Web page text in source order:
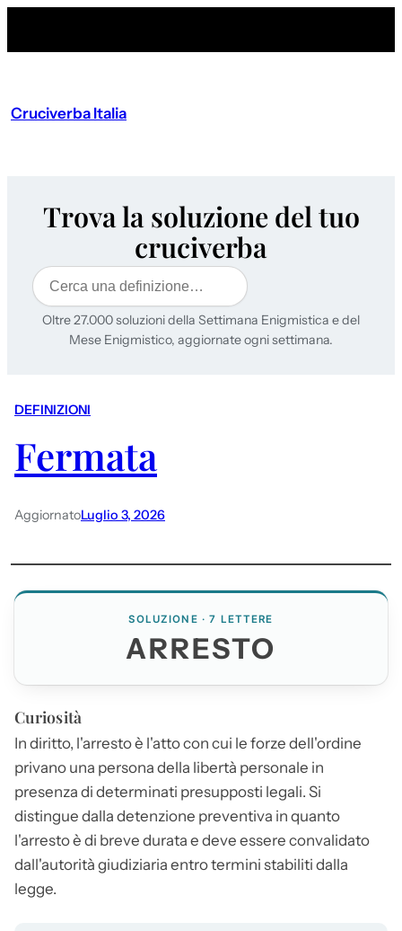
Cruciverba Italia
Trova la soluzione del tuo
cruciverba
Cerca
Oltre 27.000 soluzioni della Settimana Enigmistica e del
Mese Enigmistico, aggiornate ogni settimana.
DEFINIZIONI
Fermata
AggiornatoLuglio 3, 2026
SOLUZIONE · 7 LETTERE
ARRESTO
Curiosità
In diritto, l'arrestoè l'atto con cui le forze dell'ordine
privano una persona della libertà personale in
presenza di determinati presupposti legali. Si
distingue dalla detenzione preventiva in quanto
l'arrestoè di breve durata e deve essere convalidato
dall'autorità giudiziaria entro termini stabiliti dalla
legge.